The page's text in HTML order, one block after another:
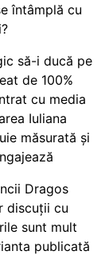
întâmplă cu
să-i ducă pe
de 100%
cu media
Iuliana
măsurată și
Dragos
discuții cu
sunt mult
publicată